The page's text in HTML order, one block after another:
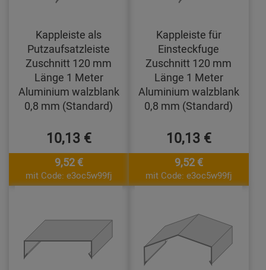
Kappleiste als
Putzaufsatzleiste
Zuschnitt 120 mm
Länge 1 Meter
Aluminium walzblank
0,8 mm (Standard)
10,13 €
9,52 €
mit Code: e3oc5w99fj
Kappleiste für
Einsteckfuge
Zuschnitt 120 mm
Länge 1 Meter
Aluminium walzblank
0,8 mm (Standard)
10,13 €
9,52 €
mit Code: e3oc5w99fj